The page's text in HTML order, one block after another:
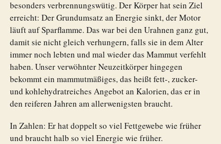
besonders verbrennungswütig. Der Körper hat sein Ziel
erreicht: Der Grundumsatz an Energie sinkt, der Motor
läuft auf Sparflamme. Das war bei den Urahnen ganz gut,
damit sie nicht gleich verhungern, falls sie in dem Alter
immer noch lebten und mal wieder das Mammut verfehlt
haben. Unser verwöhnter Neuzeitkörper hingegen
bekommt ein mammutmäßiges, das heißt fett-, zucker-
und kohlehydratreiches Angebot an Kalorien, das er in
den reiferen Jahren am allerwenigsten braucht.
In Zahlen: Er hat doppelt so viel Fettgewebe wie früher
und braucht halb so viel Energie wie früher.